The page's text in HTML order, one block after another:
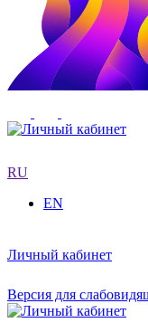
RU
EN
Личный кабинет
Версия для